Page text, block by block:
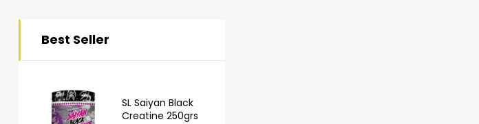
Best Seller
SL Saiyan Black
Creatine 250grs